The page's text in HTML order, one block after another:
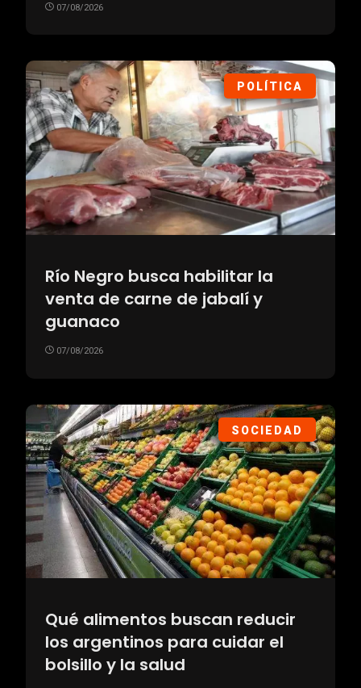
07/08/2026
POLÍTICA
Río Negro busca habilitar la
venta de carne de jabalí y
guanaco
07/08/2026
SOCIEDAD
Qué alimentos buscan reducir
los argentinos para cuidar el
bolsillo y la salud